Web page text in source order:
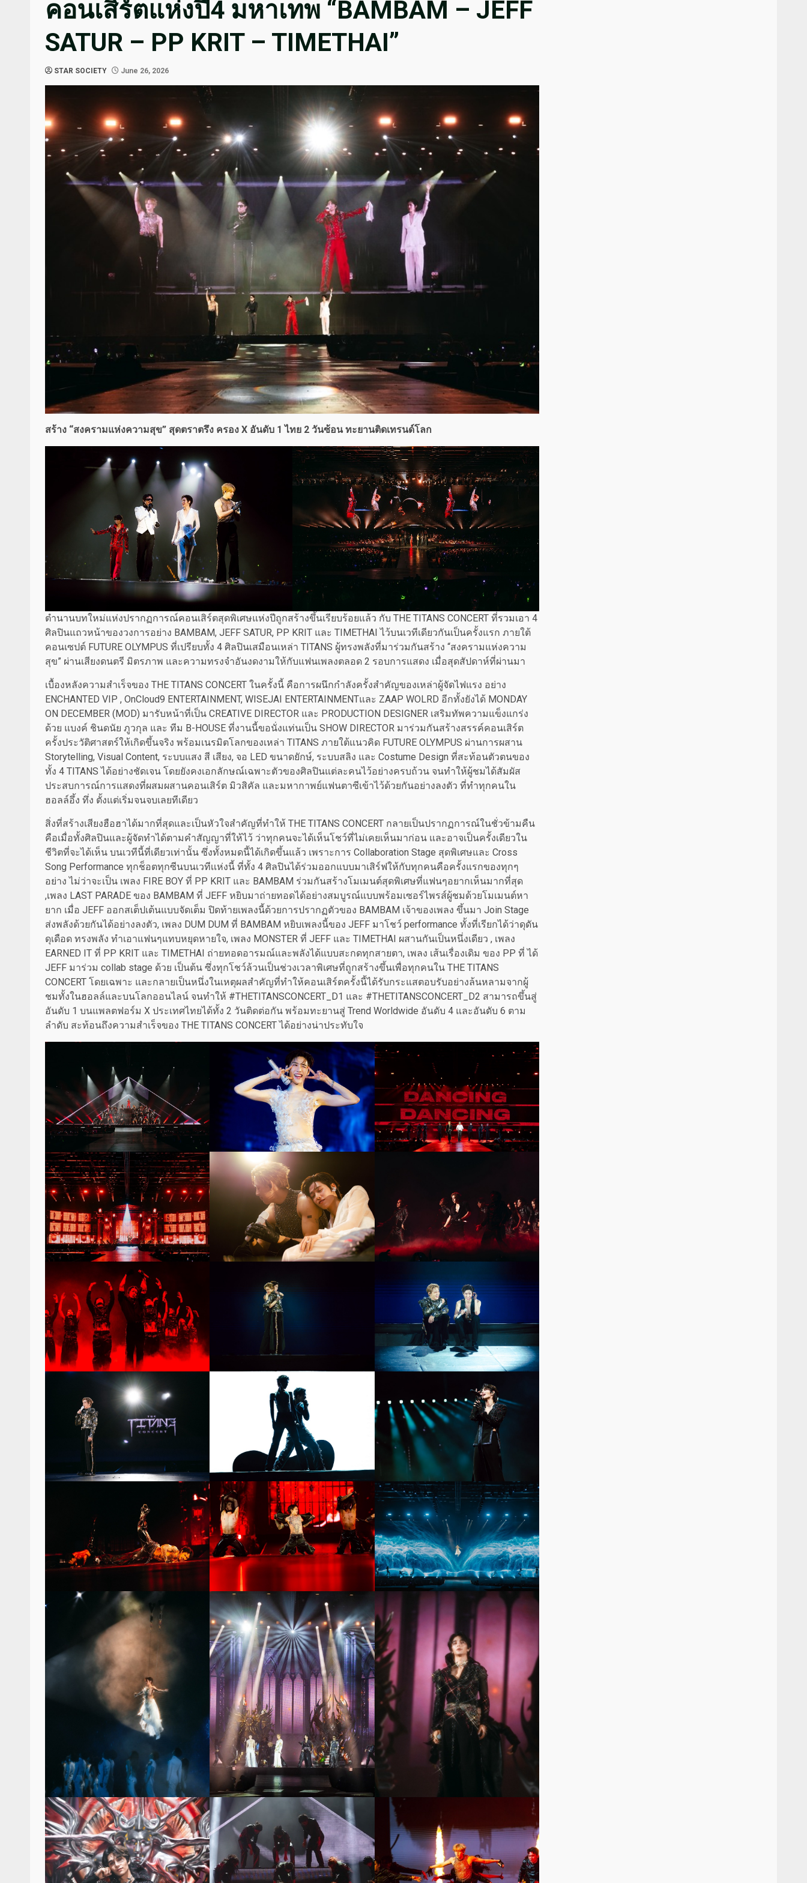
คอนเสิร์ตแห่งปี4 มหาเทพ “BAMBAM – JEFF
SATUR – PP KRIT – TIMETHAI”
STAR SOCIETY June 26, 2026
สร้าง “สงครามแห่งความสุข” สุดตราตรึง ครอง X อันดับ 1 ไทย 2 วันซ้อน ทะยานติดเทรนด์โลก
ตำนานบทใหม่แห่งปรากฏการณ์คอนเสิร์ตสุดพิเศษแห่งปีถูกสร้างขึ้นเรียบร้อยแล้ว กับ THE TITANS CONCERT ที่รวมเอา 4
ศิลปินแถวหน้าของวงการอย่าง BAMBAM, JEFF SATUR, PP KRIT และ TIMETHAI ไว้บนเวทีเดียวกันเป็นครั้งแรก ภายใต้
คอนเซปต์ FUTURE OLYMPUS ที่เปรียบทั้ง 4 ศิลปินเสมือนเหล่า TITANS ผู้ทรงพลังที่มาร่วมกันสร้าง “สงครามแห่งความ
สุข” ผ่านเสียงดนตรี มิตรภาพ และความทรงจำอันงดงามให้กับแฟนเพลงตลอด 2 รอบการแสดง เมื่อสุดสัปดาห์ที่ผ่านมา
เบื้องหลังความสำเร็จของ THE TITANS CONCERT ในครั้งนี้ คือการผนึกกำลังครั้งสำคัญของเหล่าผู้จัดไฟแรง อย่าง
ENCHANTED VIP , OnCloud9 ENTERTAINMENT, WISEJAI ENTERTAINMENTและ ZAAP WOLRD อีกทั้งยังได้ MONDAY
ON DECEMBER (MOD) มารับหน้าที่เป็น CREATIVE DIRECTOR และ PRODUCTION DESIGNER เสริมทัพความแข็งแกร่ง
ด้วย แบงค์ ชินดนัย ภูวกุล และ ทีม B-HOUSE ที่งานนี้ขอนั่งแท่นเป็น SHOW DIRECTOR มาร่วมกันสร้างสรรค์คอนเสิร์ต
ครั้งประวัติศาสตร์ให้เกิดขึ้นจริง พร้อมเนรมิตโลกของเหล่า TITANS ภายใต้แนวคิด FUTURE OLYMPUS ผ่านการผสาน
Storytelling, Visual Content, ระบบแสง สี เสียง, จอ LED ขนาดยักษ์, ระบบสลิง และ Costume Design ที่สะท้อนตัวตนของ
ทั้ง 4 TITANS ได้อย่างชัดเจน โดยยังคงเอกลักษณ์เฉพาะตัวของศิลปินแต่ละคนไว้อย่างครบถ้วน จนทำให้ผู้ชมได้สัมผัส
ประสบการณ์การแสดงที่ผสมผสานคอนเสิร์ต มิวสิคัล และมหากาพย์แฟนตาซีเข้าไว้ด้วยกันอย่างลงตัว ที่ทำทุกคนใน
ฮอลล์อึ้ง ทึ่ง ตั้งแต่เริ่มจนจบเลยทีเดียว
สิ่งที่สร้างเสียงฮือฮาได้มากที่สุดและเป็นหัวใจสำคัญที่ทำให้ THE TITANS CONCERT กลายเป็นปรากฏการณ์ในชั่วข้ามคืน
คือเมื่อทั้งศิลปินและผู้จัดทำได้ตามคำสัญญาที่ให้ไว้ ว่าทุกคนจะได้เห็นโชว์ที่ไม่เคยเห็นมาก่อน และอาจเป็นครั้งเดียวใน
ชีวิตที่จะได้เห็น บนเวทีนี้ที่เดียวเท่านั้น ซึ่งทั้งหมดนี้ได้เกิดขึ้นแล้ว เพราะการ Collaboration Stage สุดพิเศษและ Cross
Song Performance ทุกช็อตทุกซีนบนเวทีเเห่งนี้ ที่ทั้ง 4 ศิลปินได้ร่วมออกแบบมาเสิร์ฟให้กับทุกคนคือครั้งแรกของทุกๆ
อย่าง ไม่ว่าจะเป็น เพลง FIRE BOY ที่ PP KRIT และ BAMBAM ร่วมกันสร้างโมเมนต์สุดพิเศษที่แฟนๆอยากเห็นมากที่สุด
,เพลง LAST PARADE ของ BAMBAM ที่ JEFF หยิบมาถ่ายทอดได้อย่างสมบูรณ์แบบพร้อมเซอร์ไพรส์ผู้ชมด้วยโมเมนต์หา
ยาก เมื่อ JEFF ออกสเต็ปเต้นแบบจัดเต็ม ปิดท้ายเพลงนี้ด้วยการปรากฏตัวของ BAMBAM เจ้าของเพลง ขึ้นมา Join Stage
ส่งพลังด้วยกันได้อย่างลงตัว, เพลง DUM DUM ที่ BAMBAM หยิบเพลงนี้ของ JEFF มาโชว์ performance ทั้งที่เรียกได้ว่าดุดัน
ดุเดือด ทรงพลัง ทำเอาแฟนๆแทบหยุดหายใจ, เพลง MONSTER ที่ JEFF และ TIMETHAI ผสานกันเป็นหนึ่งเดียว , เพลง
EARNED IT ที่ PP KRIT และ TIMETHAI ถ่ายทอดอารมณ์และพลังได้แบบสะกดทุกสายตา, เพลง เส้นเรื่องเดิม ของ PP ที่ ได้
JEFF มาร่วม collab stage ด้วย เป็นต้น ซึ่งทุกโชว์ล้วนเป็นช่วงเวลาพิเศษที่ถูกสร้างขึ้นเพื่อทุกคนใน THE TITANS
CONCERT โดยเฉพาะ และกลายเป็นหนึ่งในเหตุผลสำคัญที่ทำให้คอนเสิร์ตครั้งนี้ได้รับกระแสตอบรับอย่างล้นหลามจากผู้
ชมทั้งในฮอลล์และบนโลกออนไลน์ จนทำให้ #THETITANSCONCERT_D1 และ #THETITANSCONCERT_D2 สามารถขึ้นสู่
อันดับ 1 บนแพลตฟอร์ม X ประเทศไทยได้ทั้ง 2 วันติดต่อกัน พร้อมทะยานสู่ Trend Worldwide อันดับ 4 และอันดับ 6 ตาม
ลำดับ สะท้อนถึงความสำเร็จของ THE TITANS CONCERT ได้อย่างน่าประทับใจ